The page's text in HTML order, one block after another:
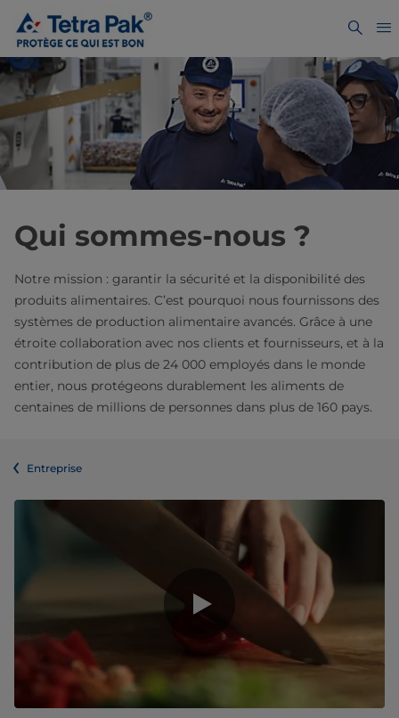
Qui sommes-nous ?
Notre mission : garantir la sécurité et la disponibilité des
produits alimentaires. C’est pourquoi nous fournissons des
systèmes de production alimentaire avancés. Grâce à une
étroite collaboration avec nos clients et fournisseurs, et à la
contribution de plus de 24 000 employés dans le monde
entier, nous protégeons durablement les aliments de
centaines de millions de personnes dans plus de 160 pays.
Entreprise